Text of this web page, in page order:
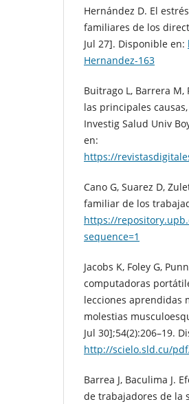
Hernández D. El
familiares de los
Jul 27]. Disponible en:
Hernandez-163
Buitrago L, Barrera M,
las principales
Investig Salud Univ
en:
https://
Cano G, Suarez D,
familiar de los
https://
sequence=1
Jacobs K, Foley G,
computadoras
lecciones aprendidas
molestias
Jul 30];54(2):206–19.
http://scielo.sld.cu/
Barrea J, Baculima J.
de trabajadores de la